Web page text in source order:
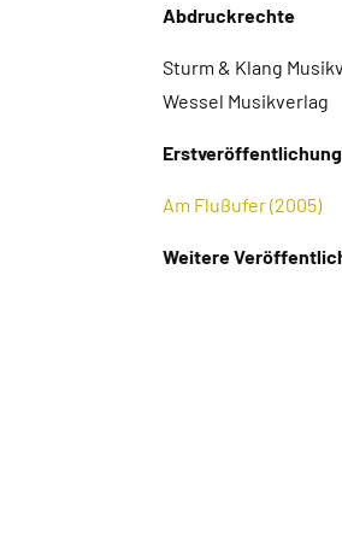
Abdruckrechte
Sturm & Klang
Wessel Musikverlag
Erstveröffentlichung
Am Flußufer (2005)
Weitere